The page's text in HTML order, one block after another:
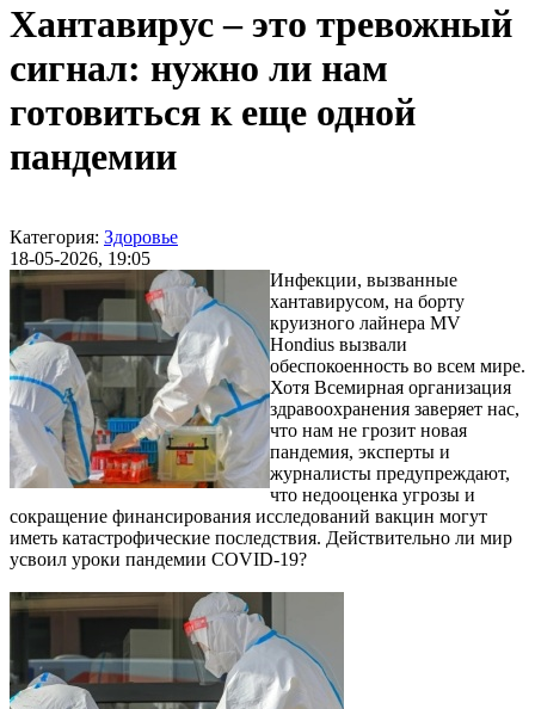
Хантавирус – это тревожный
сигнал: нужно ли нам
готовиться к еще одной
пандемии
Категория: Здоровье
18-05-2026, 19:05
Инфекции, вызванные
хантавирусом, на борту
круизного лайнера MV
Hondius вызвали
обеспокоенность во всем мире.
Хотя Всемирная организация
здравоохранения заверяет нас,
что нам не грозит новая
пандемия, эксперты и
журналисты предупреждают,
что недооценка угрозы и
сокращение финансирования исследований вакцин могут
иметь катастрофические последствия. Действительно ли мир
усвоил уроки пандемии COVID-19?